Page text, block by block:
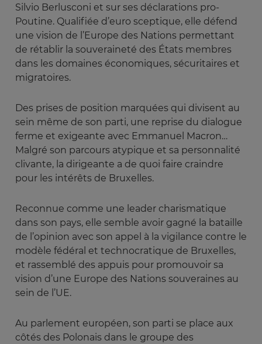
Silvio Berlusconi et sur ses déclarations pro-
Poutine. Qualifiée d’euro sceptique, elle défend
une vision de l’Europe des Nations permettant
de rétablir la souveraineté des États membres
dans les domaines économiques, sécuritaires et
migratoires.
Des prises de position marquées qui divisent au
sein même de son parti, une reprise du dialogue
ferme et exigeante avec Emmanuel Macron…
Malgré son parcours atypique et sa personnalité
clivante, la dirigeante a de quoi faire craindre
pour les intérêts de Bruxelles.
Reconnue comme une leader charismatique
dans son pays, elle semble avoir gagné la bataille
de l’opinion avec son appel à la vigilance contre le
modèle fédéral et technocratique de Bruxelles,
et rassemblé des appuis pour promouvoir sa
vision d’une Europe des Nations souveraines au
sein de l’UE.
Au parlement européen, son parti se place aux
côtés des Polonais dans le groupe des